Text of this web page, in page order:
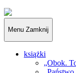
„Obywatele…”
Menu Zamknij
książki
„Obok.